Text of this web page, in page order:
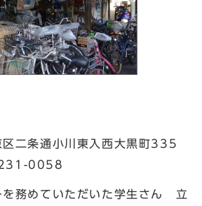
二条通小川東入西大黒町335
0058
務めていただいた学生さん 立